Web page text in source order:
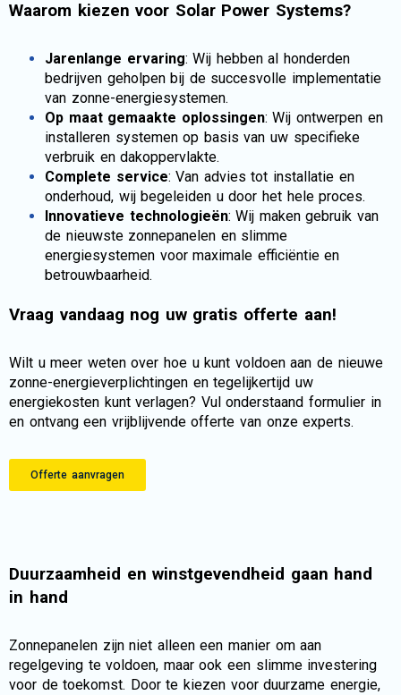
Waarom kiezen voor Solar Power Systems?
Jarenlange ervaring: Wij hebben al honderden
bedrijven geholpen bij de succesvolle implementatie
van zonne-energiesystemen.
Op maat gemaakte oplossingen: Wij ontwerpen en
installeren systemen op basis van uw specifieke
verbruik en dakoppervlakte.
Complete service: Van advies tot installatie en
onderhoud, wij begeleiden u door het hele proces.
Innovatieve technologieën: Wij maken gebruik van
de nieuwste zonnepanelen en slimme
energiesystemen voor maximale efficiëntie en
betrouwbaarheid.
Vraag vandaag nog uw gratis offerte aan!
Wilt u meer weten over hoe u kunt voldoen aan de nieuwe
zonne-energieverplichtingen en tegelijkertijd uw
energiekosten kunt verlagen? Vul onderstaand formulier in
en ontvang een vrijblijvende offerte van onze experts.
Offerte aanvragen
Duurzaamheid en winstgevendheid gaan hand
in hand
Zonnepanelen zijn niet alleen een manier om aan
regelgeving te voldoen, maar ook een slimme investering
voor de toekomst. Door te kiezen voor duurzame energie,